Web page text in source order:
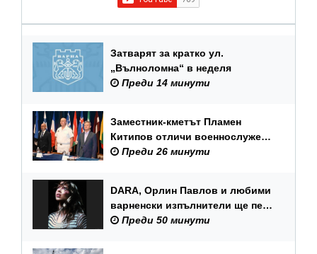
Затварят за кратко ул.
„Вълноломна“ в неделя
Преди 14 минути
Заместник-кметът Пламен
Китипов отличи военнослужещи
и цивилни служители по повод
Преди 26 минути
DARA, Орлин Павлов и любими
варненски изпълнители ще пеят
на празника на Варна
Преди 50 минути